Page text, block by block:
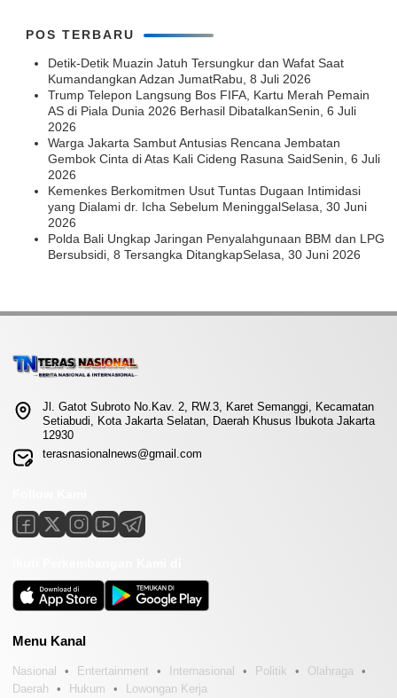
POS TERBARU
Detik-Detik Muazin Jatuh Tersungkur dan Wafat Saat
Kumandangkan Adzan JumatRabu, 8 Juli 2026
Trump Telepon Langsung Bos FIFA, Kartu Merah Pemain
AS di Piala Dunia 2026 Berhasil DibatalkanSenin, 6 Juli
2026
Warga Jakarta Sambut Antusias Rencana Jembatan
Gembok Cinta di Atas Kali Cideng Rasuna SaidSenin, 6 Juli
2026
Kemenkes Berkomitmen Usut Tuntas Dugaan Intimidasi
yang Dialami dr. Icha Sebelum MeninggalSelasa, 30 Juni
2026
Polda Bali Ungkap Jaringan Penyalahgunaan BBM dan LPG
Bersubsidi, 8 Tersangka DitangkapSelasa, 30 Juni 2026
Jl. Gatot Subroto No.Kav. 2, RW.3, Karet Semanggi, Kecamatan
Setiabudi, Kota Jakarta Selatan, Daerah Khusus Ibukota Jakarta
12930
terasnasionalnews@gmail.com
Menu Kanal
Nasional Entertainment Internasional Politik
Olahraga
Daerah
Hukum Lowongan Kerja